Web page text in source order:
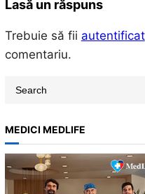
Lasă un răspuns
Trebuie să fii autentificat
comentariu.
a
r
c
h
MEDICI MEDLIFE